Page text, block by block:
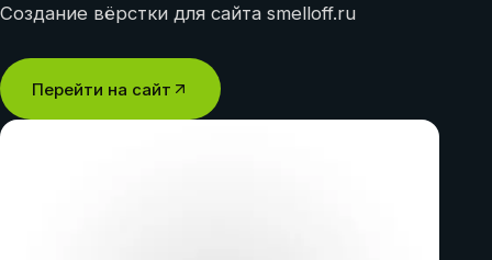
Создание вёрстки для сайта smelloff.ru
Перейти на сайт